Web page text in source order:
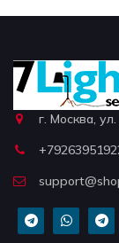
г. Москва,